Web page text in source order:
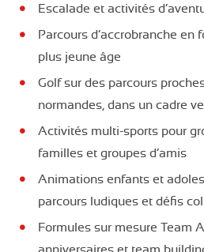
Escalade et activités
Parcours d’accrobranche en
plus jeune âge
Golf sur des parcours
normandes, dans un cadre
Activités multi-sports pour
familles et groupes d’amis
Animations enfants et
parcours ludiques et défis
Formules sur mesure Team